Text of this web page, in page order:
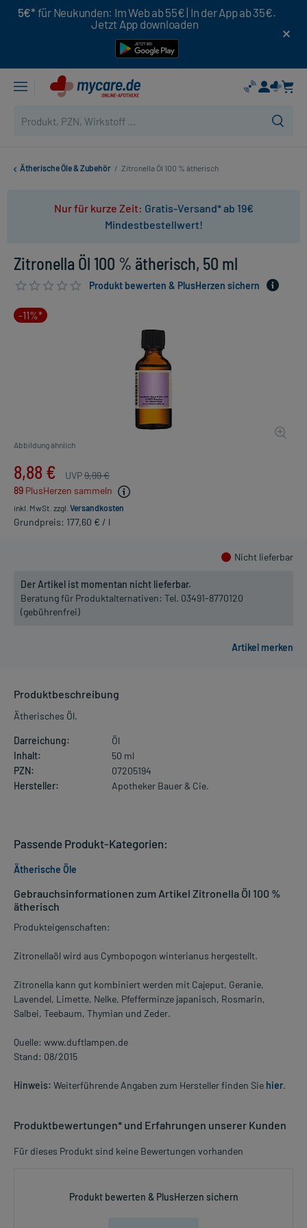
5€* für Neukunden: Im Web ab 55€ | In der App ab 35€.
Jetzt App downloaden
Ätherische Öle & Zubehör / Zitronella Öl 100 % ätherisch
Nur für kurze Zeit: Gratis-Versand* ab 19€
Mindestbestellwert!
Zitronella Öl 100 % ätherisch, 50 ml
Produkt bewerten & PlusHerzen sichern
-11%*
Abbildung ähnlich
8,88 € UVP9,99 €
89 PlusHerzen sammeln
inkl. MwSt. zzgl. Versandkosten
Grundpreis: 177,60 € / l
Nicht lieferbar
Der Artikel ist momentan nicht lieferbar.
Beratung für Produktalternativen: Tel. 03491-8770120
(gebührenfrei)
Produktbeschreibung
Ätherisches Öl.
Darreichung:
Öl
Inhalt:
50 ml
PZN:
07205194
Hersteller:
Apotheker Bauer & Cie.
Gebrauchsinformationen zum Artikel Zitronella Öl 100 %
ätherisch
Produkteigenschaften:
Zitronellaöl wird aus Cymbopogon winterianus hergestellt.
Zitronella kann gut kombiniert werden mit Cajeput, Geranie,
Lavendel, Limette, Nelke, Pfefferminze japanisch, Rosmarin,
Salbei, Teebaum, Thymian und Zeder.
Quelle: www.duftlampen.de
Stand: 08/2015
Hinweis: Weiterführende Angaben zum Hersteller finden Sie hier.
Produktbewertungen* und Erfahrungen unserer Kunden
Für dieses Produkt sind keine Bewertungen vorhanden
Produkt bewerten & PlusHerzen sichern
Passende Produkt-Kategorien:
Ätherische Öle